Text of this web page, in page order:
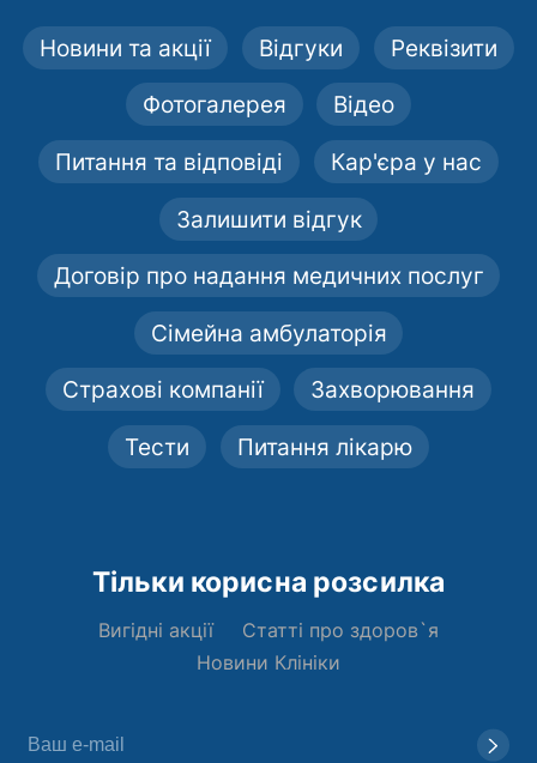
Новини та акції Відгуки Реквізити
Фотогалерея Відео
Питання та відповіді Кар'єра у нас
Залишити відгук
Договір про надання медичних послуг
Сімейна амбулаторія
Страхові компанії Захворювання
Тести Питання лікарю
Тільки корисна розсилка
Вигідні акції
Статті про здоров`я
Новини Клініки